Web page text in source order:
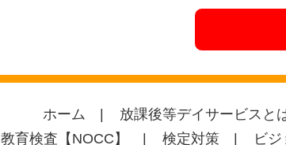
ホーム 放課後等デイサービスと
教育検査【NOCC】
検定対策 ビ